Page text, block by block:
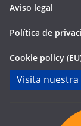
Aviso legal
Política de
Cookie policy
Visita